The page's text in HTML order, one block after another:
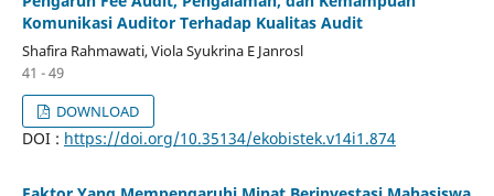
Komunikasi Auditor Terhadap Kualitas Audit
Shafira Rahmawati, Viola Syukrina E Janrosl
41 - 49
DOWNLOAD
DOI : https://doi.org/10.35134/ekobistek.v14i1.874